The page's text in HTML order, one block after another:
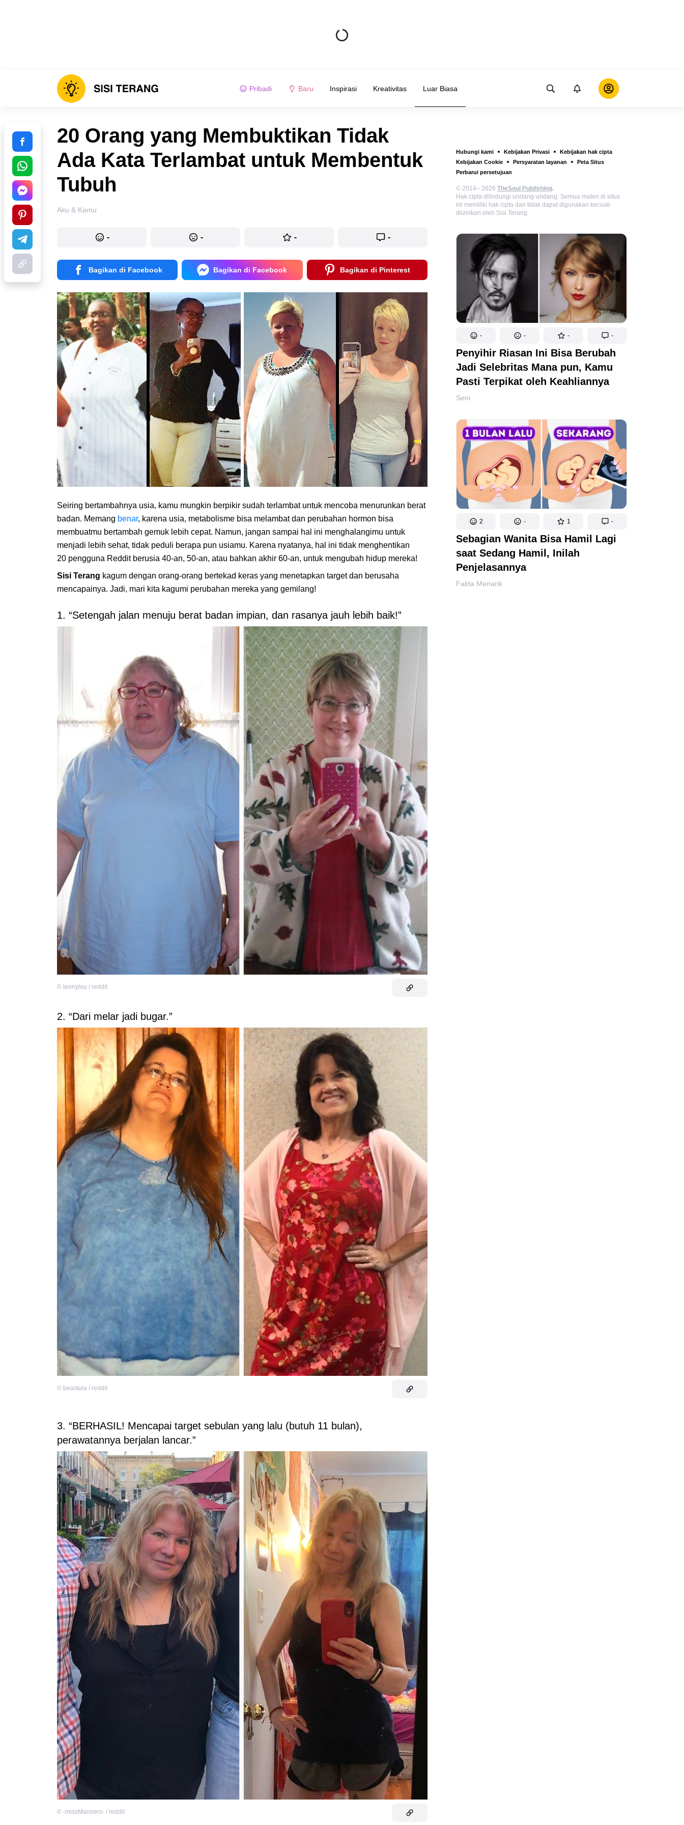
Pribadi Baru Inspirasi Kreativitas Luar Biasa
Hubungi kami Kebijakan Privasi
Kebijakan hak cipta
Kebijakan Cookie
Persyaratan layanan
Peta Situs
Perbarui persetujuan
© 2014– 2026 TheSoul Publishing.
Hak cipta dilindungi undang-undang. Semua materi di situs
ini memiliki hak cipta dan tidak dapat digunakan kecuali
diizinkan oleh Sisi Terang.
- - - -
Penyihir Riasan Ini Bisa Berubah
Jadi Selebritas Mana pun, Kamu
Pasti Terpikat oleh Keahliannya
Seni
2 - 1 -
Sebagian Wanita Bisa Hamil Lagi
saat Sedang Hamil, Inilah
Penjelasannya
Fakta Menarik
20 Orang yang Membuktikan Tidak
Ada Kata Terlambat untuk Membentuk
Tubuh
Aku & Kamu
- - - -
Bagikan di Facebook Bagikan di Facebook Bagikan di Pinterest
Seiring bertambahnya usia, kamu mungkin berpikir sudah terlambat untuk mencoba menurunkan berat
badan. Memang benar, karena usia, metabolisme bisa melambat dan perubahan hormon bisa
membuatmu bertambah gemuk lebih cepat. Namun, jangan sampai hal ini menghalangimu untuk
menjadi lebih sehat, tidak peduli berapa pun usiamu. Karena nyatanya, hal ini tidak menghentikan
20 pengguna Reddit berusia 40-an, 50-an, atau bahkan akhir 60-an, untuk mengubah hidup mereka!
Sisi Terang kagum dengan orang-orang bertekad keras yang menetapkan target dan berusaha
mencapainya. Jadi, mari kita kagumi perubahan mereka yang gemilang!
1. “Setengah jalan menuju berat badan impian, dan rasanya jauh lebih baik!”
© lennylou / reddit
2. “Dari melar jadi bugar.”
© beastula / reddit
3. “BERHASIL! Mencapai target sebulan yang lalu (butuh 11 bulan),
perawatannya berjalan lancar.”
© -missManners- / reddit